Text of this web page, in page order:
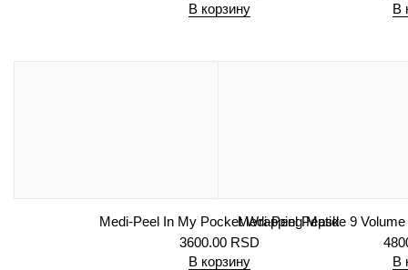
В корзину
В
Medi-Peel In My Pocket Wrapping Mask
3600.00 RSD
В корзину
Medi-Peel Peptide 9
В